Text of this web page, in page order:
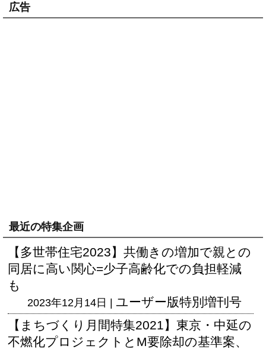
広告
最近の特集企画
【多世帯住宅2023】共働きの増加で親との
同居に高い関心=少子高齢化での負担軽減
も
2023年12月14日 | ユーザー版特別増刊号
【まちづくり月間特集2021】東京・中延の
不燃化プロジェクトとM要除却の基準案、